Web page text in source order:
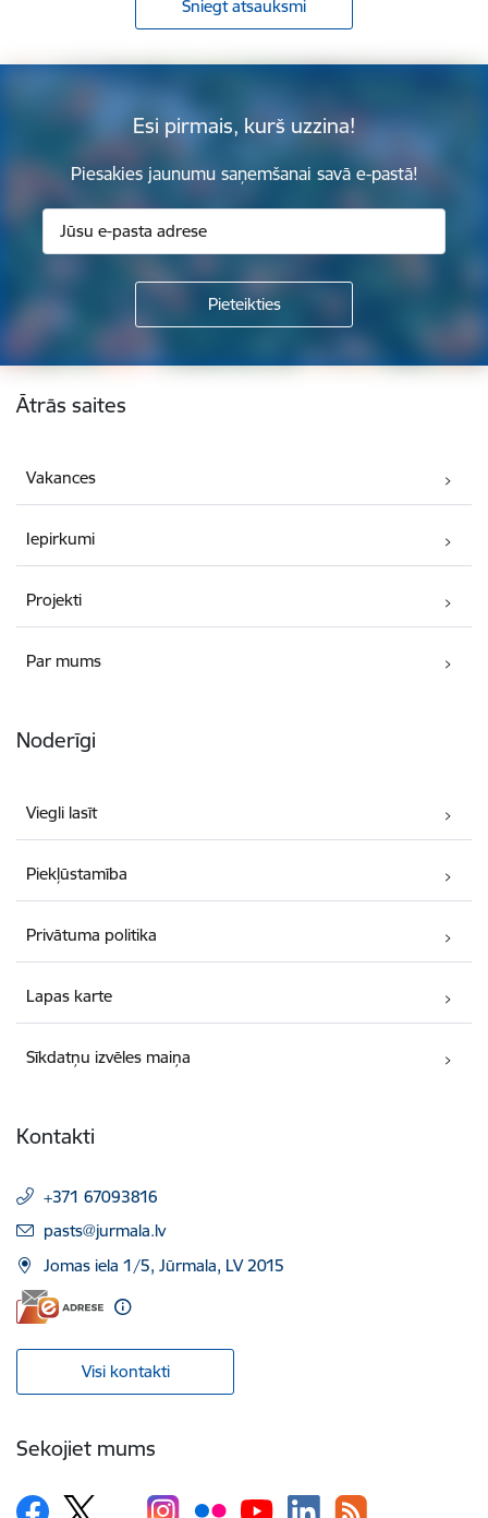
Sniegt atsauksmi
Esi pirmais, kurš uzzina!
Piesakies jaunumu saņemšanai savā e-pastā!
Kājene
Ātrās saites
Vakances
Iepirkumi
Projekti
Par mums
Noderīgi
Viegli lasīt
Piekļūstamība
Privātuma politika
Lapas karte
Sīkdatņu izvēles maiņa
Kontakti
+371 67093816
E-pasts:
pasts@jurmala.lv
Jomas iela 1/5, Jūrmala, LV 2015
Visi kontakti
Sekojiet mums